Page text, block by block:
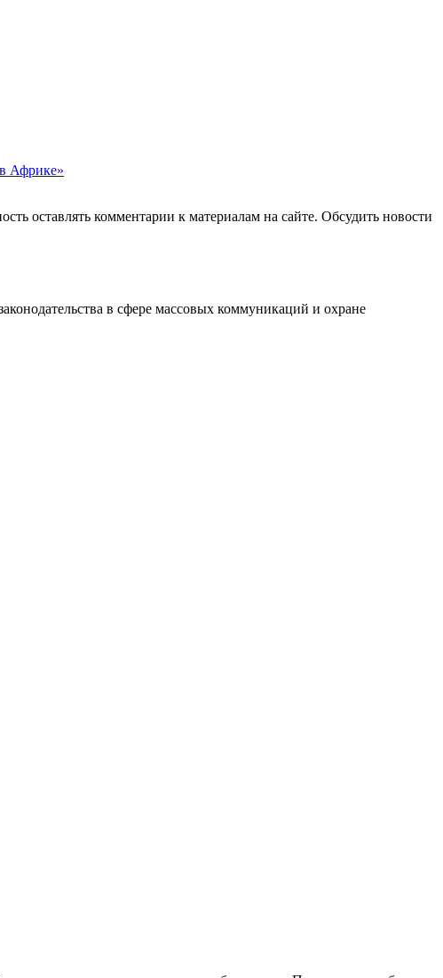
Африке»
оставлять комментарии к материалам на сайте. Обсудить новости
в сфере массовых коммуникаций и охране